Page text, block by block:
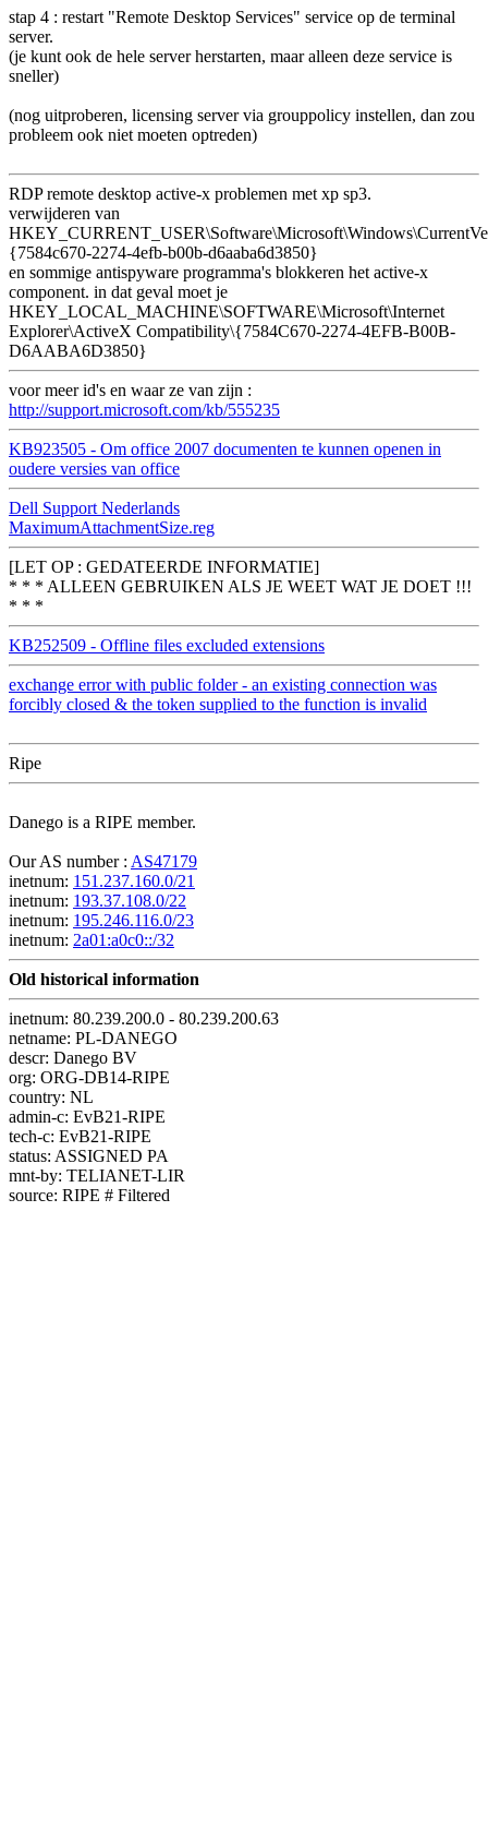
stap 4 : restart "Remote Desktop Services" service op de terminal
server.
(je kunt ook de hele server herstarten, maar alleen deze service is
sneller)
(nog uitproberen, licensing server via grouppolicy instellen, dan zou
probleem ook niet moeten optreden)
RDP remote desktop active-x problemen met xp sp3.
verwijderen van
{7584c670-2274-4efb-b00b-d6aaba6d3850}
en sommige antispyware programma's blokkeren het active-x
component. in dat geval moet je
HKEY_LOCAL_MACHINE\SOFTWARE\Microsoft\Internet
Explorer\ActiveX Compatibility\{7584C670-2274-4EFB-B00B-
D6AABA6D3850}
voor meer id's en waar ze van zijn :
http://support.microsoft.com/kb/555235
KB923505 - Om office 2007 documenten te kunnen openen in
oudere versies van office
Dell Support Nederlands
MaximumAttachmentSize.reg
[LET OP : GEDATEERDE INFORMATIE]
* * * ALLEEN GEBRUIKEN ALS JE WEET WAT JE DOET !!!
* * *
KB252509 - Offline files excluded extensions
exchange error with public folder - an existing connection was
forcibly closed & the token supplied to the function is invalid
Ripe
Danego is a RIPE member.
Our AS number : AS47179
inetnum: 151.237.160.0/21
inetnum: 193.37.108.0/22
inetnum: 195.246.116.0/23
inetnum: 2a01:a0c0::/32
Old historical information
inetnum: 80.239.200.0 - 80.239.200.63
netname: PL-DANEGO
descr: Danego BV
org: ORG-DB14-RIPE
country: NL
admin-c: EvB21-RIPE
tech-c: EvB21-RIPE
status: ASSIGNED PA
mnt-by: TELIANET-LIR
source: RIPE # Filtered